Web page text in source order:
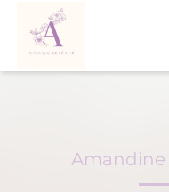
content
Amandine